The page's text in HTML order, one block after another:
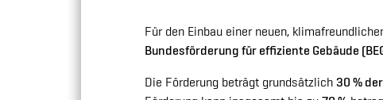
Für den Einbau einer neuen,
Bundesförderung für effiziente Gebäude
Die Förderung beträgt grundsätzlich30 %